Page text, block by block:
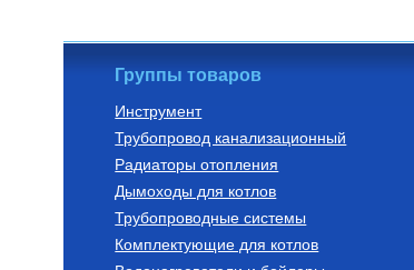
Группы товаров
Инструмент
Трубопровод канализационный
Радиаторы отопления
Дымоходы для котлов
Трубопроводные системы
Комплектующие для котлов